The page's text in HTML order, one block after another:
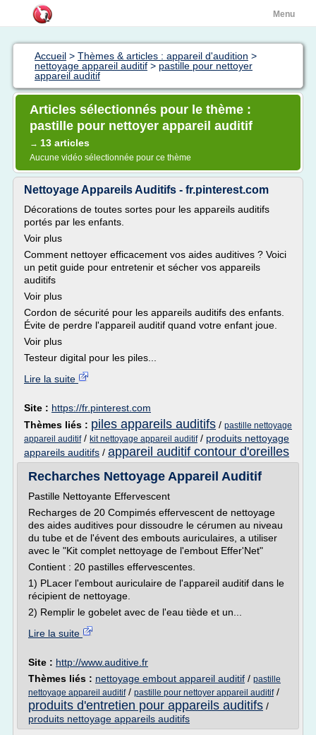
Menu
Accueil > Thèmes & articles : appareil d'audition >
nettoyage appareil auditif > pastille pour nettoyer
appareil auditif
Articles sélectionnés pour le thème :
pastille pour nettoyer appareil auditif
→ 13 articles
Aucune vidéo sélectionnée pour ce thème
Nettoyage Appareils Auditifs - fr.pinterest.com
Décorations de toutes sortes pour les appareils auditifs
portés par les enfants.
Voir plus
Comment nettoyer efficacement vos aides auditives ? Voici
un petit guide pour entretenir et sécher vos appareils
auditifs
Voir plus
Cordon de sécurité pour les appareils auditifs des enfants.
Évite de perdre l'appareil auditif quand votre enfant joue.
Voir plus
Testeur digital pour les piles...
Lire la suite
Site : https://fr.pinterest.com
Thèmes liés : piles appareils auditifs / pastille nettoyage
appareil auditif/ kit nettoyage appareil auditif/ produits nettoyage
appareils auditifs / appareil auditif contour d'oreilles
Recharches Nettoyage Appareil Auditif
Pastille Nettoyante Effervescent
Recharges de 20 Compimés effervescent de nettoyage
des aides auditives pour dissoudre le cérumen au niveau
du tube et de l'évent des embouts auriculaires, a utiliser
avec le "Kit complet nettoyage de l'embout Effer'Net"
Contient : 20 pastilles effervescentes.
1) PLacer l'embout auriculaire de l'appareil auditif dans le
récipient de nettoyage.
2) Remplir le gobelet avec de l'eau tiède et un...
Lire la suite
Site : http://www.auditive.fr
Thèmes liés : nettoyage embout appareil auditif / pastille
nettoyage appareil auditif/ pastille pour nettoyer appareil auditif/
produits d'entretien pour appareils auditifs /
produits nettoyage appareils auditifs